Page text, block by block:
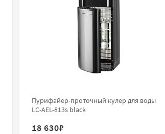
Пурифайер-проточный кулер для воды
LC-AEL-813s black
18 630₽